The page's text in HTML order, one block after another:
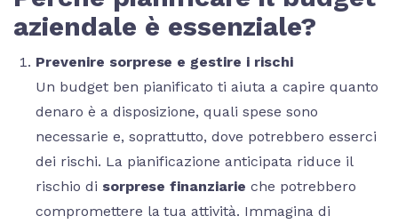
aziendale è essenziale?
Prevenire sorprese e gestire i rischi
Un budget ben pianificato ti aiuta a capire quanto
denaro è a disposizione, quali spese sono
necessarie e, soprattutto, dove potrebbero esserci
dei rischi. La pianificazione anticipata riduce il
rischio di sorprese finanziarie che potrebbero
compromettere la tua attività. Immagina di